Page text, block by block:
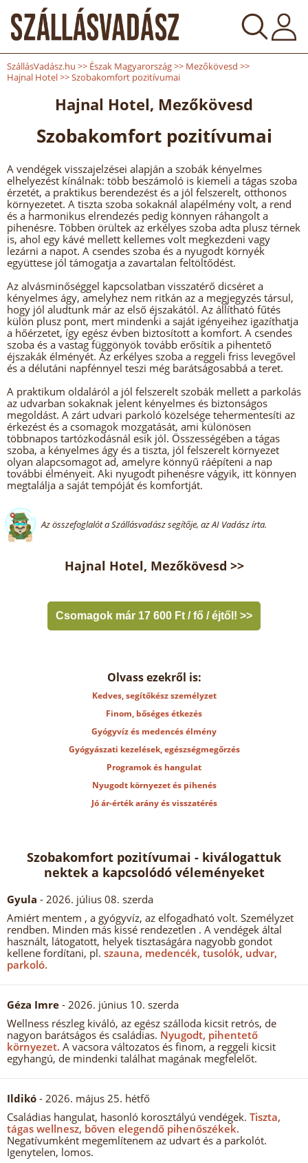
SzállásVadász.hu >> Észak Magyarország>> Mezőkövesd >>
Hajnal Hotel>>Szobakomfort pozitívumai
Hajnal Hotel, Mezőkövesd
Szobakomfort pozitívumai
A vendégek visszajelzései alapján a szobák kényelmes
elhelyezést kínálnak: több beszámoló is kiemeli a tágas szoba
érzetét, a praktikus berendezést és a jól felszerelt, otthonos
környezetet. A tiszta szoba sokaknál alapélmény volt, a rend
és a harmonikus elrendezés pedig könnyen ráhangolt a
pihenésre. Többen örültek az erkélyes szoba adta plusz térnek
is, ahol egy kávé mellett kellemes volt megkezdeni vagy
lezárni a napot. A csendes szoba és a nyugodt környék
együttese jól támogatja a zavartalan feltöltődést.
Az alvásminőséggel kapcsolatban visszatérő dicséret a
kényelmes ágy, amelyhez nem ritkán az a megjegyzés társul,
hogy jól aludtunk már az első éjszakától. Az állítható fűtés
külön plusz pont, mert mindenki a saját igényeihez igazíthatja
a hőérzetet, így egész évben biztosított a komfort. A csendes
szoba és a vastag függönyök tovább erősítik a pihentető
éjszakák élményét. Az erkélyes szoba a reggeli friss levegővel
és a délutáni napfénnyel teszi még barátságosabbá a teret.
A praktikum oldaláról a jól felszerelt szobák mellett a parkolás
az udvarban sokaknak jelent kényelmes és biztonságos
megoldást. A zárt udvari parkoló közelsége tehermentesíti az
érkezést és a csomagok mozgatását, ami különösen
többnapos tartózkodásnál esik jól. Összességében a tágas
szoba, a kényelmes ágy és a tiszta, jól felszerelt környezet
olyan alapcsomagot ad, amelyre könnyű ráépíteni a nap
további élményeit. Aki nyugodt pihenésre vágyik, itt könnyen
megtalálja a saját tempóját és komfortját.
Az összefoglalót a Szállásvadász segítője, az AI Vadász írta.
Hajnal Hotel, Mezőkövesd >>
Csomagok már 17 600 Ft / fő / éjtől! >>
Olvass ezekről is:
Kedves, segítőkész személyzet
Finom, bőséges étkezés
Gyógyvíz és medencés élmény
Gyógyászati kezelések, egészségmegőrzés
Programok és hangulat
Nyugodt környezet és pihenés
Jó ár-érték arány és visszatérés
Szobakomfort pozitívumai - kiválogattuk
nektek a kapcsolódó véleményeket
Gyula - 2026. július 08. szerda
Amiért mentem , a gyógyvíz, az elfogadható volt. Személyzet
rendben. Minden más kissé rendezetlen . A vendégek által
használt, látogatott, helyek tisztaságára nagyobb gondot
kellene fordítani, pl. szauna, medencék, tusolók, udvar,
parkoló.
Géza Imre - 2026. június 10. szerda
Wellness részleg kiváló, az egész szálloda kicsit retrós, de
nagyon barátságos és családias. Nyugodt, pihentető
környezet. A vacsora változatos és finom, a reggeli kicsit
egyhangú, de mindenki találhat magának megfelelőt.
Ildikó - 2026. május 25. hétfő
Családias hangulat, hasonló korosztályú vendégek. Tiszta,
tágas wellnesz, bőven elegendő pihenőszékek.
Negatívumként megemlítenem az udvart és a parkolót.
Igenytelen, lomos.